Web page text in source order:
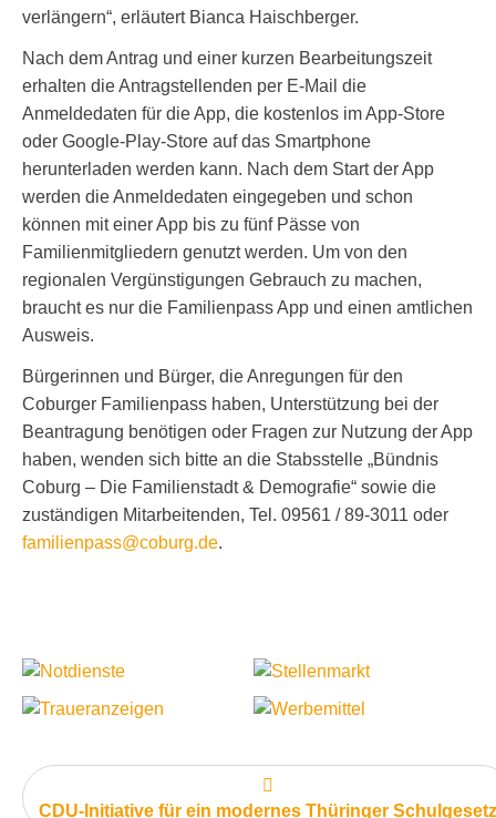
verlängern“, erläutert Bianca Haischberger.
Nach dem Antrag und einer kurzen Bearbeitungszeit
erhalten die Antragstellenden per E-Mail die
Anmeldedaten für die App, die kostenlos im App-Store
oder Google-Play-Store auf das Smartphone
herunterladen werden kann. Nach dem Start der App
werden die Anmeldedaten eingegeben und schon
können mit einer App bis zu fünf Pässe von
Familienmitgliedern genutzt werden. Um von den
regionalen Vergünstigungen Gebrauch zu machen,
braucht es nur die Familienpass App und einen amtlichen
Ausweis.
Bürgerinnen und Bürger, die Anregungen für den
Coburger Familienpass haben, Unterstützung bei der
Beantragung benötigen oder Fragen zur Nutzung der App
haben, wenden sich bitte an die Stabsstelle „Bündnis
Coburg – Die Familienstadt & Demografie“ sowie die
zuständigen Mitarbeitenden, Tel. 09561 / 89-3011 oder
familienpass@coburg.de.
CDU-Initiative für ein modernes Thüringer Schulgesetz